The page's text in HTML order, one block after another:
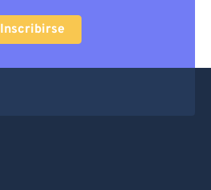
Inscribirse